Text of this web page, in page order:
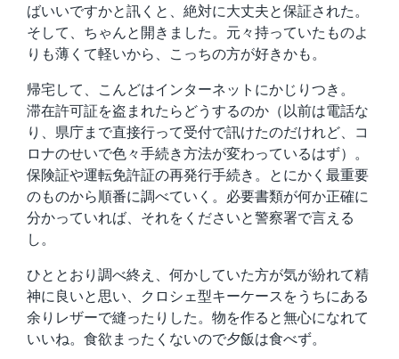
ばいいですかと訊くと、絶対に大丈夫と保証された。
そして、ちゃんと開きました。元々持っていたものよ
りも薄くて軽いから、こっちの方が好きかも。
帰宅して、こんどはインターネットにかじりつき。
滞在許可証を盗まれたらどうするのか（以前は電話な
り、県庁まで直接行って受付で訊けたのだけれど、コ
ロナのせいで色々手続き方法が変わっているはず）。
保険証や運転免許証の再発行手続き。とにかく最重要
のものから順番に調べていく。必要書類が何か正確に
分かっていれば、それをくださいと警察署で言える
し。
ひととおり調べ終え、何かしていた方が気が紛れて精
神に良いと思い、クロシェ型キーケースをうちにある
余りレザーで縫ったりした。物を作ると無心になれて
いいね。食欲まったくないので夕飯は食べず。